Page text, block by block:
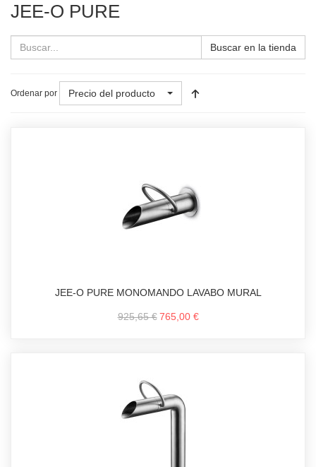
JEE-O PURE
Buscar en la tienda
Ordenar por Precio del producto
JEE-O PURE MONOMANDO LAVABO MURAL
925,65 € 765,00 €